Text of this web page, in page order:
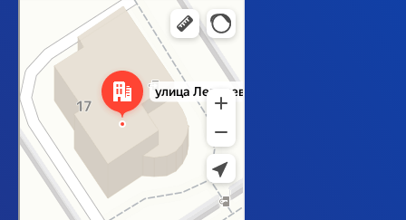
Улица Леваневского, 17 — Яндекс Карты